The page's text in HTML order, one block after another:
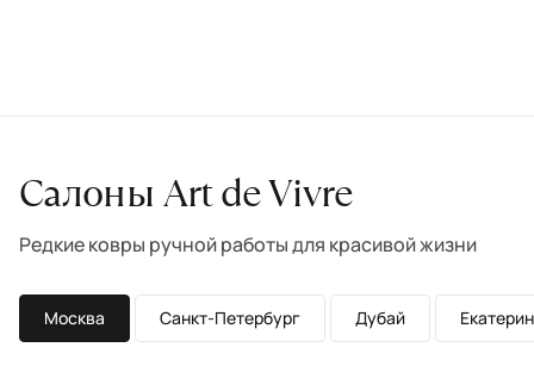
Салоны Art de Vivre
Редкие ковры ручной работы для красивой жизни
Москва Санкт-Петербург Дубай